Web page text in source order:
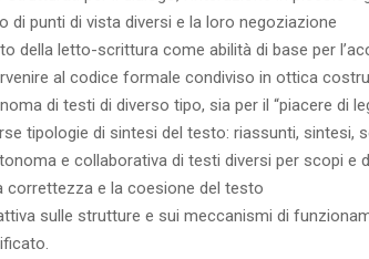
di punti di vista diversi e la loro negoziazione
della letto-scrittura come abilità di base per
al codice formale condiviso in ottica
di testi di diverso tipo, sia per il “piacere di
tipologie di sintesi del testo: riassunti,
e collaborativa di testi diversi per scopi e
correttezza e la coesione del testo
sulle strutture e sui meccanismi di